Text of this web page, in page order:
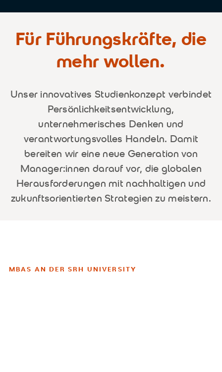
Für Führungskräfte, die
mehr wollen.
Unser innovatives Studienkonzept verbindet
Persönlichkeitsentwicklung,
unternehmerisches Denken und
verantwortungsvolles Handeln. Damit
bereiten wir eine neue Generation von
Manager:innen darauf vor, die globalen
Herausforderungen mit nachhaltigen und
zukunftsorientierten Strategien zu meistern.
MBAS AN DER SRH UNIVERSITY